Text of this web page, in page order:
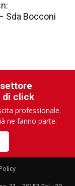
Sda Bocconi
di click
professionale.
ne fanno parte.